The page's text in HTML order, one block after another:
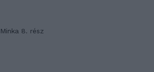
Minka 8. rész